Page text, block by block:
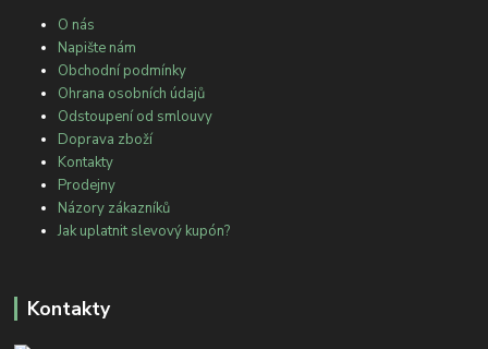
O nás
Napište nám
Obchodní podmínky
Ohrana osobních údajů
Odstoupení od smlouvy
Doprava zboží
Kontakty
Prodejny
Názory zákazníků
Jak uplatnit slevový kupón?
Kontakty